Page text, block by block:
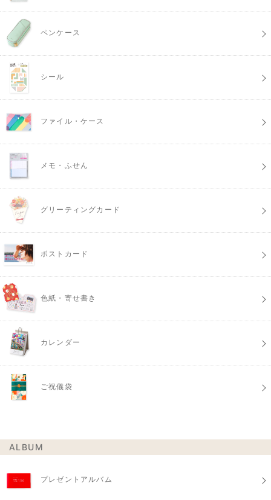
ペンケース
シール
ファイル・ケース
メモ・ふせん
グリーティングカード
ポストカード
色紙・寄せ書き
カレンダー
ご祝儀袋
ALBUM
プレゼントアルバム